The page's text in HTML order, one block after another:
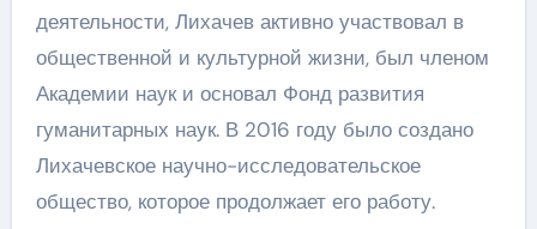
деятельности, Лихачев активно участвовал в
общественной и культурной жизни, был членом
Академии наук и основал Фонд развития
гуманитарных наук. В 2016 году было создано
Лихачевское научно-исследовательское
общество, которое продолжает его работу.